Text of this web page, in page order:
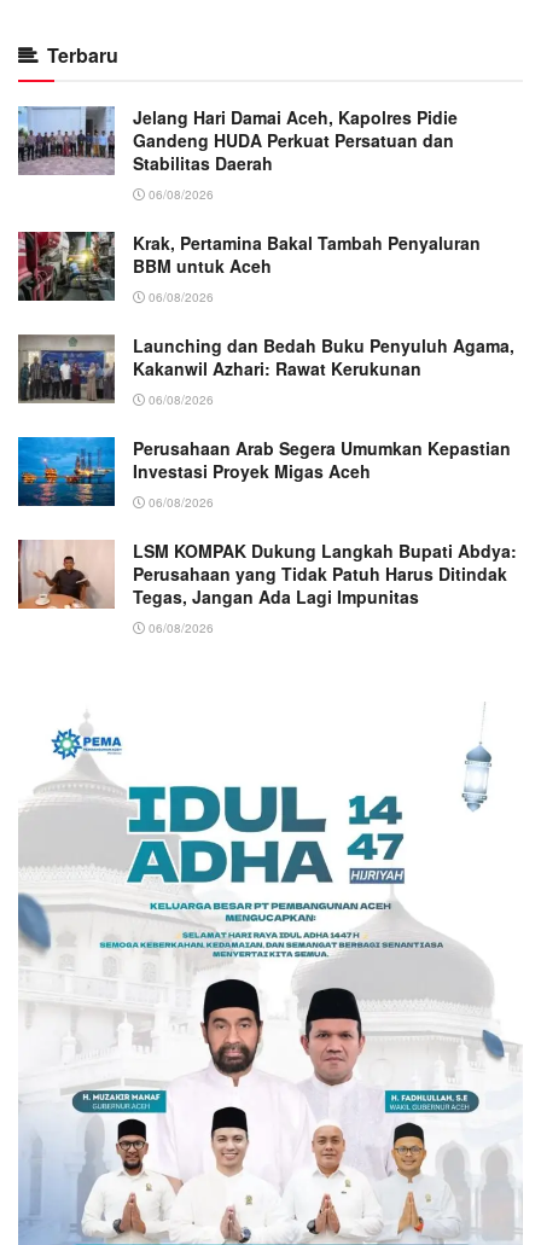
Terbaru
Jelang Hari Damai Aceh, Kapolres Pidie
Gandeng HUDA Perkuat Persatuan dan
Stabilitas Daerah
06/08/2026
Krak, Pertamina Bakal Tambah Penyaluran
BBM untuk Aceh
06/08/2026
Launching dan Bedah Buku Penyuluh Agama,
Kakanwil Azhari: Rawat Kerukunan
06/08/2026
Perusahaan Arab Segera Umumkan Kepastian
Investasi Proyek Migas Aceh
06/08/2026
LSM KOMPAK Dukung Langkah Bupati Abdya:
Perusahaan yang Tidak Patuh Harus Ditindak
Tegas, Jangan Ada Lagi Impunitas
06/08/2026